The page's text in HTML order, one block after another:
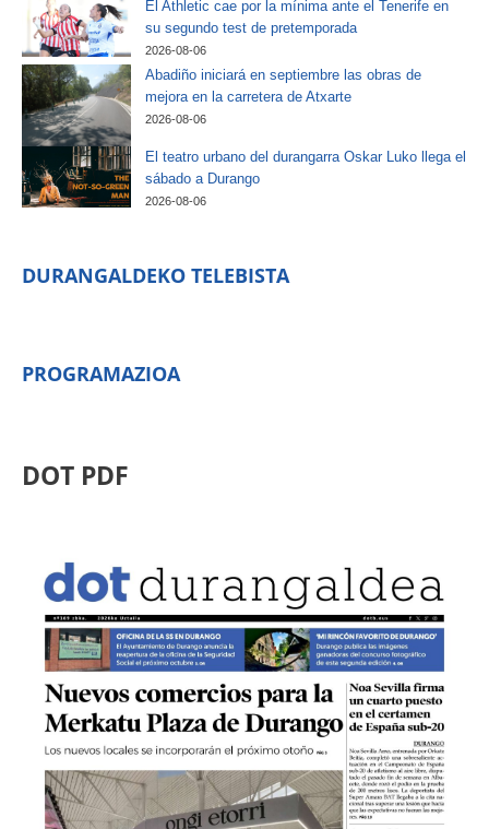
El Athletic cae por la mínima ante el Tenerife en
su segundo test de pretemporada
2026-08-06
Abadiño iniciará en septiembre las obras de
mejora en la carretera de Atxarte
2026-08-06
El teatro urbano del durangarra Oskar Luko llega el
sábado a Durango
2026-08-06
DURANGALDEKO TELEBISTA
PROGRAMAZIOA
DOT PDF